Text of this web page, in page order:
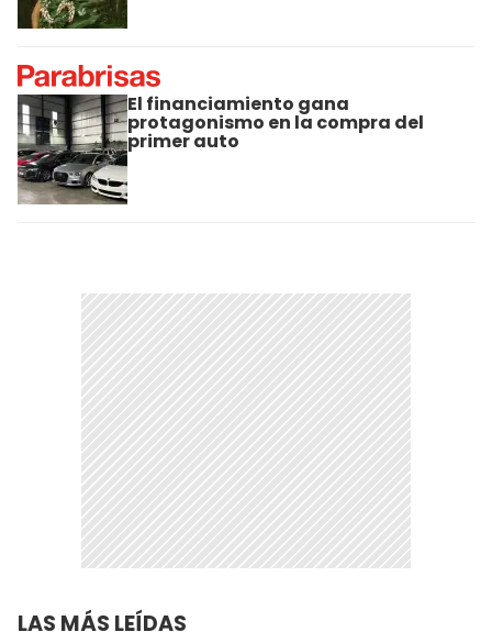
El financiamiento gana
protagonismo en la compra del
primer auto
LAS MÁS LEÍDAS